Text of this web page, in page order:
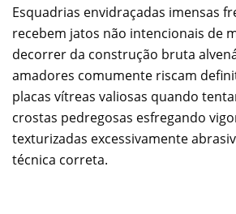
Esquadrias envidraçadas imensas
recebem jatos não intencionais de
decorrer da construção bruta
amadores comumente riscam
placas vítreas valiosas quando
crostas pedregosas esfregando
texturizadas excessivamente
técnica correta.